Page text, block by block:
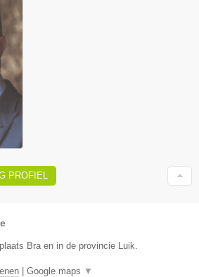
PROFIEL
Bra en in de provincie Luik.
| Google maps ▼